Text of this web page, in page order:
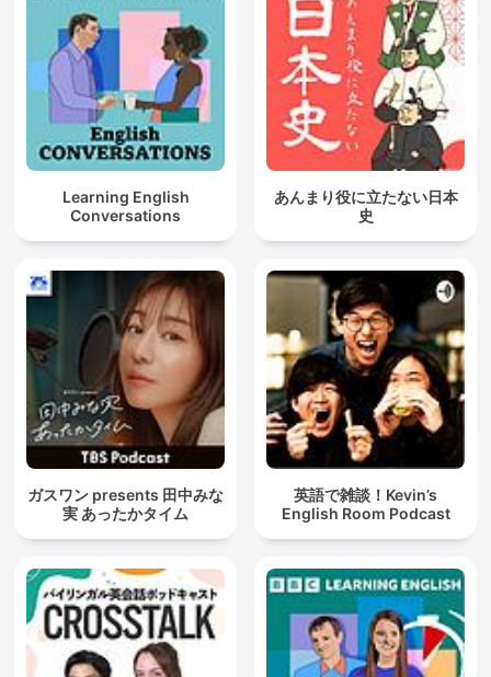
Learning English
Conversations
あんまり役に立たない日本
史
ガスワン presents 田中みな
実 あったかタイム
英語で雑談！Kevin’s
English Room Podcast